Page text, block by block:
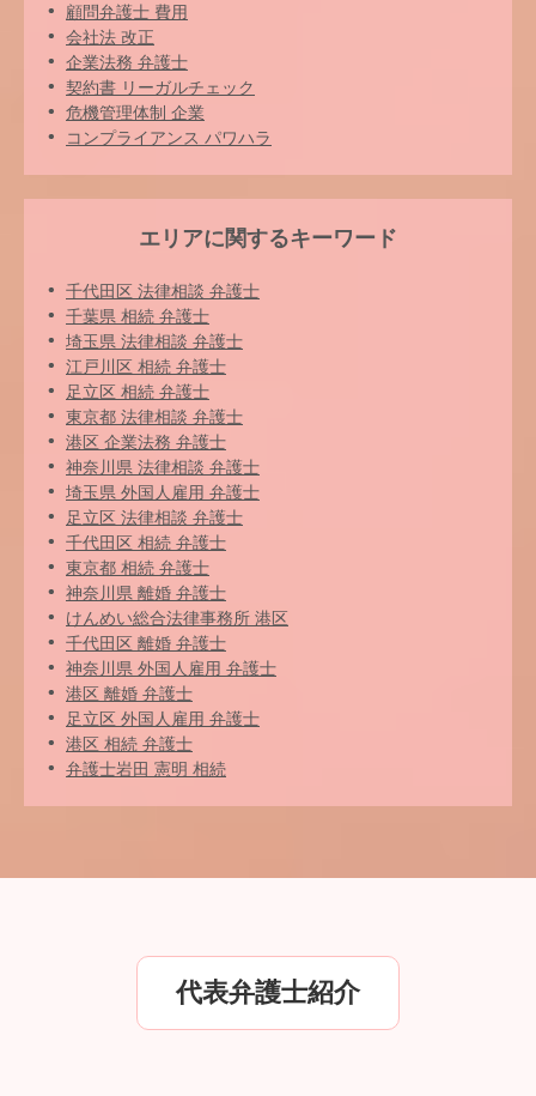
顧問弁護士 費用
会社法 改正
企業法務 弁護士
契約書 リーガルチェック
危機管理体制 企業
コンプライアンス パワハラ
エリアに関するキーワード
千代田区 法律相談 弁護士
千葉県 相続 弁護士
埼玉県 法律相談 弁護士
江戸川区 相続 弁護士
足立区 相続 弁護士
東京都 法律相談 弁護士
港区 企業法務 弁護士
神奈川県 法律相談 弁護士
埼玉県 外国人雇用 弁護士
足立区 法律相談 弁護士
千代田区 相続 弁護士
東京都 相続 弁護士
神奈川県 離婚 弁護士
けんめい総合法律事務所 港区
千代田区 離婚 弁護士
神奈川県 外国人雇用 弁護士
港区 離婚 弁護士
足立区 外国人雇用 弁護士
港区 相続 弁護士
弁護士岩田 憲明 相続
代表弁護士紹介